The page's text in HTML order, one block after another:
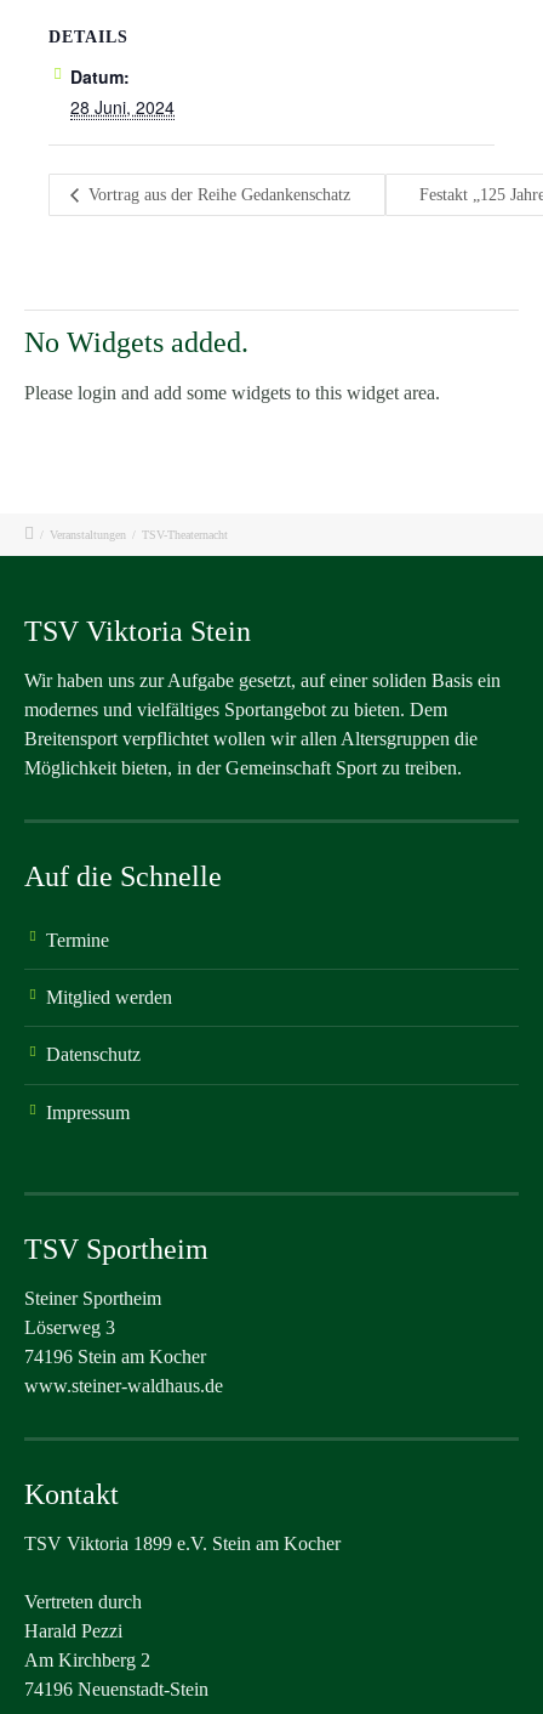
DETAILS
Datum:
28 Juni, 2024
Vortrag aus der Reihe Gedankenschatz Festakt „125
No Widgets added.
Please login and add some widgets to this widget area.
/ Veranstaltungen / TSV-Theaternacht
TSV Viktoria Stein
Wir haben uns zur Aufgabe gesetzt, auf einer soliden Basis ein
modernes und vielfältiges Sportangebot zu bieten. Dem
Breitensport verpflichtet wollen wir allen Altersgruppen die
Möglichkeit bieten, in der Gemeinschaft Sport zu treiben.
Auf die Schnelle
Termine
Mitglied werden
Datenschutz
Impressum
TSV Sportheim
Steiner Sportheim
Löserweg 3
74196 Stein am Kocher
www.steiner-waldhaus.de
Kontakt
TSV Viktoria 1899 e.V. Stein am Kocher
Vertreten durch
Harald Pezzi
Am Kirchberg 2
74196 Neuenstadt-Stein